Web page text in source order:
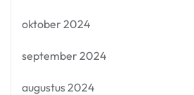
oktober 2024
september 2024
augustus 2024